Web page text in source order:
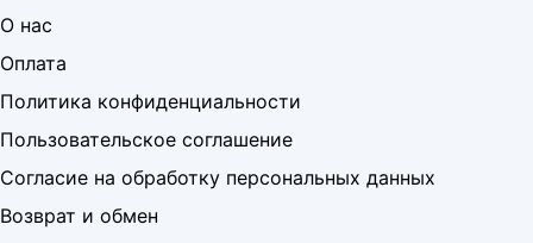
О нас
Оплата
Политика конфиденциальности
Пользовательское соглашение
Согласие на обработку персональных данных
Возврат и обмен